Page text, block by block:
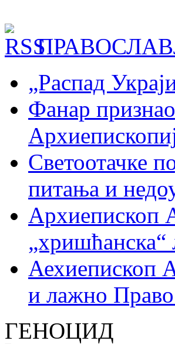
„Распад
Фанар
Светоотачке
питања и
Архиепископ
Аехиепископ
и лажно
ГЕНОЦИД